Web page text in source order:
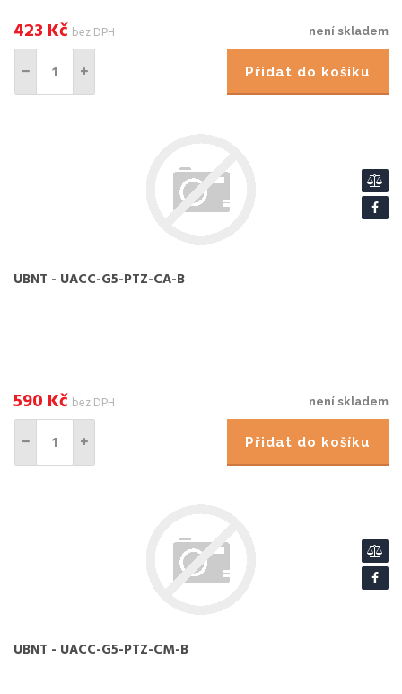
není skladem
423 Kč bez DPH
Přidat do košíku
UBNT - UACC-G5-PTZ-CA-B
není skladem
590 Kč bez DPH
Přidat do košíku
UBNT - UACC-G5-PTZ-CM-B